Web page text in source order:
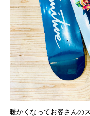
暖かくなってお客さんの